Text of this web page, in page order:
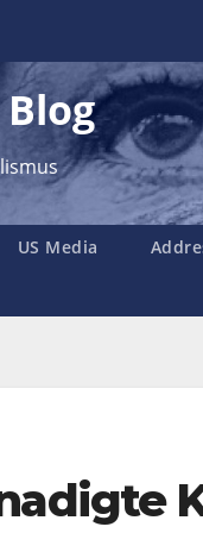
US Media